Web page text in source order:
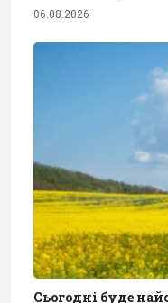
06.08.2026
Сьогодні буде